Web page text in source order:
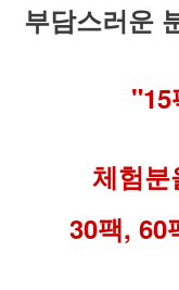
부담스러운
"15
체험분
30팩, 60